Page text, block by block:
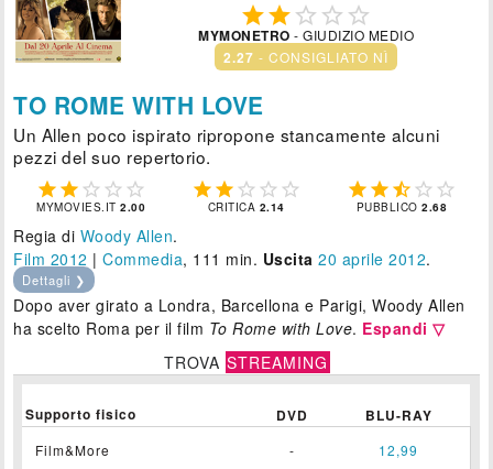
   
MYMONETRO - GIUDIZIO MEDIO
2.27 - CONSIGLIATO NÌ
TO ROME WITH LOVE
Un Allen poco ispirato ripropone stancamente alcuni
pezzi del suo repertorio.
    
MYMOVIES.IT2.00
    
CRITICA 2.14
    
PUBBLICO2.68
Regia di Woody Allen.
Film 2012 |Commedia, 111 min. Uscita 20 aprile 2012.
Dettagli ❯
Dopo aver girato a Londra, Barcellona e Parigi, Woody Allen
ha scelto Roma per il film To Rome with Love. Espandi ▽
TROVA STREAMING
Supporto fisico DVD BLU-RAY
Film&More - 12,99